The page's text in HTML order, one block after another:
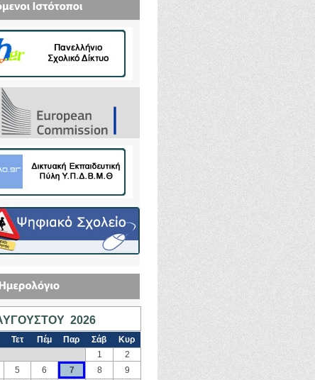
2026
Τετ Πέμ Παρ Σάβ Κυρ
1
2
5 6 7 8
9